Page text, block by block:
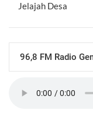
Jelajah Desa
96,8 FM Radio